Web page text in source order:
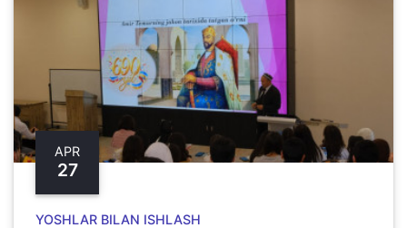
APR
27
YOSHLAR BILAN ISHLASH